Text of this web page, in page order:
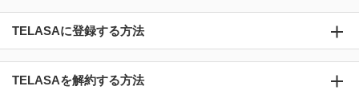
TELASAに登録する方法
TELASAを解約する方法